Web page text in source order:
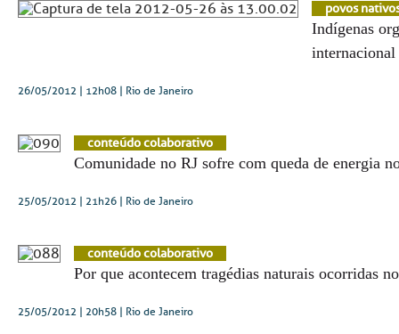
povos
Indígenas
26/05/2012 | 12h08 | Rio de Janeiro
conteúdo colaborativo
Comunidade no RJ sofre com queda de energia
25/05/2012 | 21h26 | Rio de Janeiro
conteúdo colaborativo
Por que acontecem tragédias naturais ocorridas
25/05/2012 | 20h58 | Rio de Janeiro